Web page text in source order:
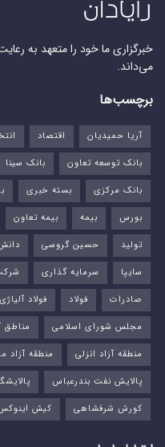
خبرگزاری ما خود را متعهد به
می‌داند.
برچسب‌ها
آریا حمیدیان اقتصاد
بانک توسعه تعاون
بانک سینا
بانک مرکزی
بسته خبری
بورس‌
بیمه بیمه تعاون
تولید
حسین گروسی
سایپا
سرمایه گذاری
صادرات
فولاد فولاد آلیاژی
مجلس شورای اسلامی
مناطق
منطقه آزاد انزلی
منطقه آزاد
پالایش نفت بندرعباس
کورش شرفشاهی
کیش